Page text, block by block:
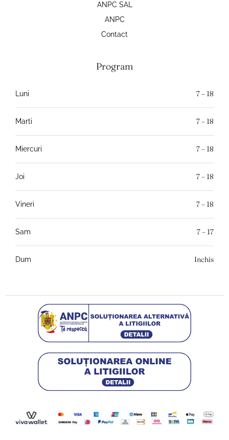
ANPC SAL
ANPC
Contact
Program
Luni 7 – 18
Marti 7 – 18
Miercuri 7 – 18
Joi 7 – 18
Vineri 7 – 18
Sam 7 – 17
Dum Inchis